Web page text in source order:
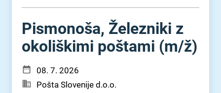
Pismonoša, Železniki z
okoliškimi poštami (m⁠/⁠ž)
08. 7. 2026
Pošta Slovenije d.o.o.